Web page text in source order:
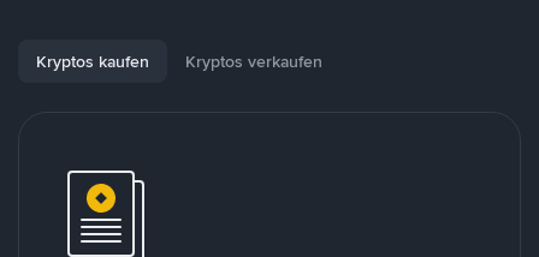
Kryptos kaufen Kryptos verkaufen